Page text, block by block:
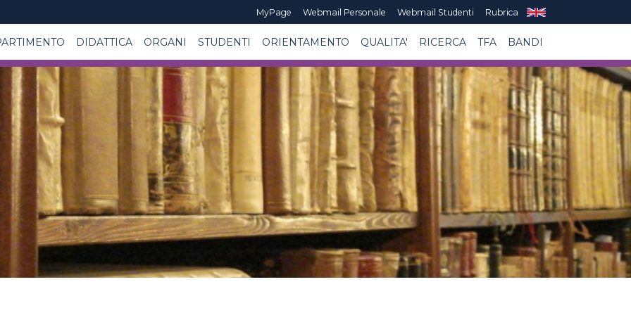
MyPage Webmail Personale Webmail Studenti Rubrica
DIDATTICA ORGANI STUDENTI ORIENTAMENTO QUALITA' RICERCA TFA BANDI